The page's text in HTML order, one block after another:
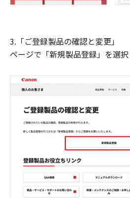
3.「ご登録製品の確認と変更」
ページで「新規製品登録」を選択